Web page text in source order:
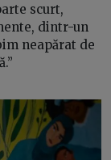
scurt,
dintr-un
neapărat de